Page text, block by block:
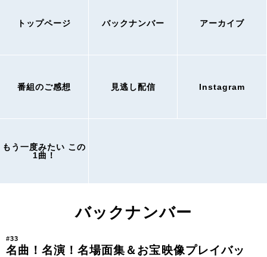
トップページ バックナンバー アーカイブ
番組のご感想 見逃し配信 Instagram
もう一度みたい この
1曲！
バックナンバー
#33
名曲！名演！名場面集＆お宝映像プレイバッ